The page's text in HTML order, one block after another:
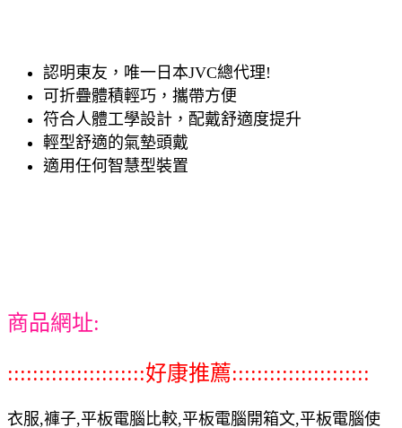
認明東友，唯一日本JVC總代理!
可折疊體積輕巧，攜帶方便
符合人體工學設計，配戴舒適度提升
輕型舒適的氣墊頭戴
適用任何智慧型裝置
商品網址:
::::::::::::::::::::::好康推薦::::::::::::::::::::::
衣服,褲子,平板電腦比較,平板電腦開箱文,平板電腦使